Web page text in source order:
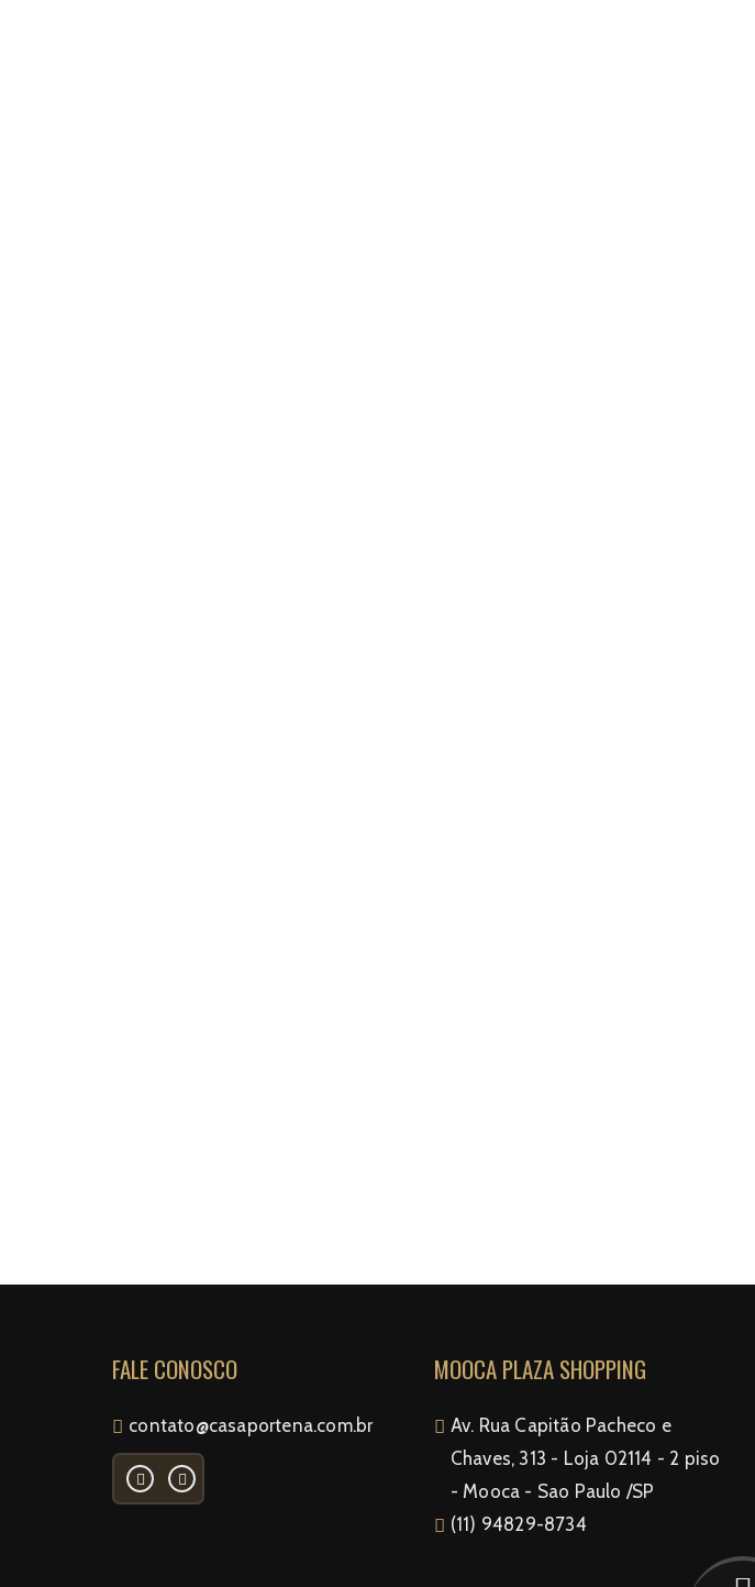
FALE CONOSCO
contato@casaportena.com.br
MOOCA PLAZA SHOPPING
Av. Rua Capitão Pacheco e
Chaves, 313 - Loja 02114 - 2 piso
- Mooca - Sao Paulo /SP
(11) 94829-8734